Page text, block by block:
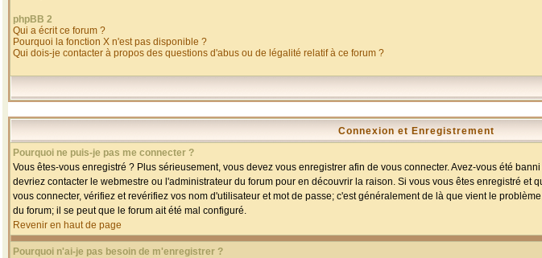
phpBB 2
Qui a écrit ce forum ?
Pourquoi la fonction X n'est pas disponible ?
Qui dois-je contacter à propos des questions d'abus ou de légalité relatif à ce forum ?
Connexion et Enregistrement
Pourquoi ne puis-je pas me connecter ?
Vous êtes-vous enregistré ? Plus sérieusement, vous devez vous enregistrer afin de vous connecter. Avez-vous été
devriez contacter le webmestre ou l'administrateur du forum pour en découvrir la raison. Si vous vous êtes enregistré et
vous connecter, vérifiez et revérifiez vos nom d'utilisateur et mot de passe; c'est généralement de là que vient le
du forum; il se peut que le forum ait été mal configuré.
Revenir en haut de page
Pourquoi n'ai-je pas besoin de m'enregistrer ?